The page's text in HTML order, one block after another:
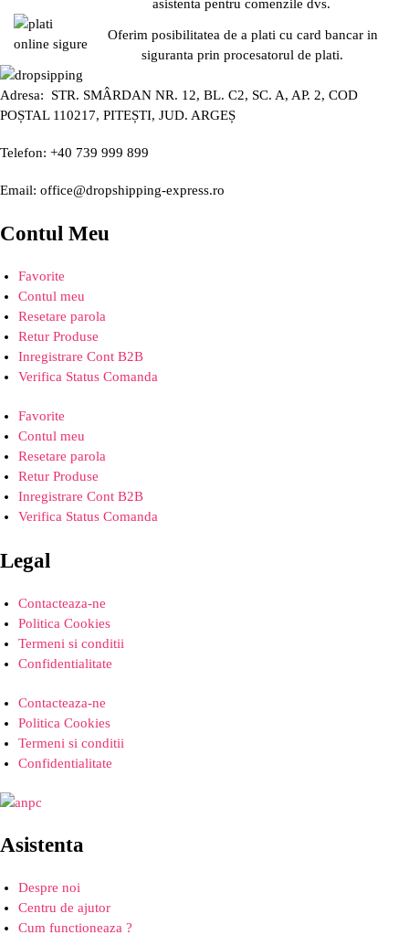
asistenta pentru comenzile dvs.
Oferim posibilitatea de a plati cu card bancar in
siguranta prin procesatorul de plati.
Adresa: STR. SMÂRDAN NR. 12, BL. C2, SC. A, AP. 2, COD
POȘTAL 110217, PITEȘTI, JUD. ARGEȘ
Telefon: +40 739 999 899
Email: office@dropshipping-express.ro
Contul Meu
Favorite
Contul meu
Resetare parola
Retur Produse
Inregistrare Cont B2B
Verifica Status Comanda
Favorite
Contul meu
Resetare parola
Retur Produse
Inregistrare Cont B2B
Verifica Status Comanda
Legal
Contacteaza-ne
Politica Cookies
Termeni si conditii
Confidentialitate
Contacteaza-ne
Politica Cookies
Termeni si conditii
Confidentialitate
Asistenta
Despre noi
Centru de ajutor
Cum functioneaza ?